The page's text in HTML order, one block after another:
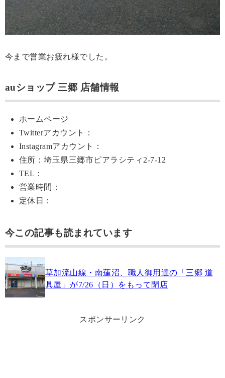
今まで営業お疲れ様でした。
auショップ 三郷 店舗情報
ホームページ
Twitterアカウント：
Instagramアカウント：
住所：埼玉県三郷市ピアラシティ2-7-12
TEL：
営業時間：
定休日：
今この記事も読まれています
草加流山線・南蓮沼、職人御用達の「三郷 道
具屋」が7/26（日）をもって閉店
スポンサーリンク